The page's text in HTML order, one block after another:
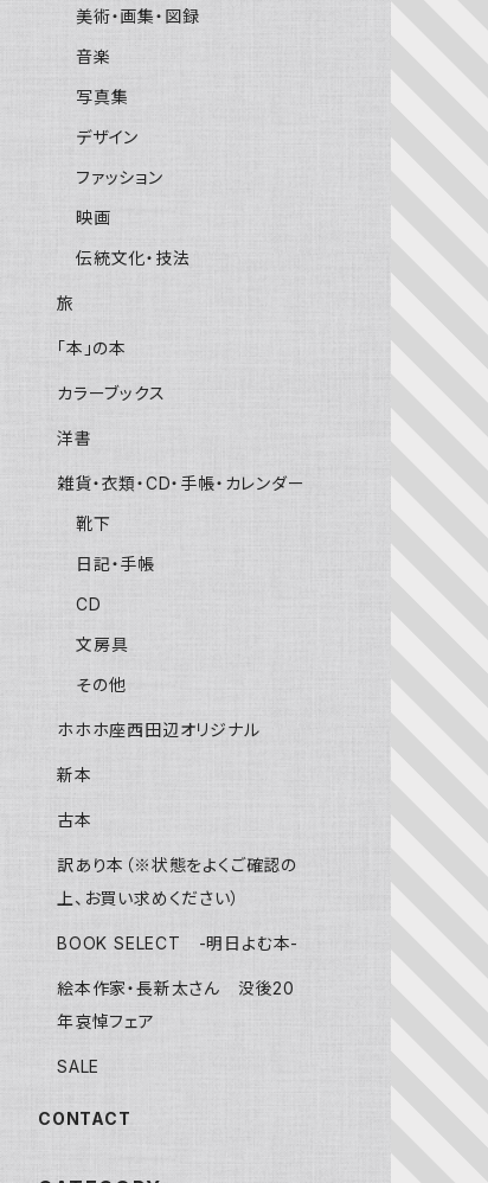
美術・画集・図録
音楽
写真集
デザイン
ファッション
映画
伝統文化・技法
旅
「本」の本
カラーブックス
洋書
雑貨・衣類・CD・手帳・カレンダー
靴下
日記・手帳
CD
文房具
その他
ホホホ座西田辺オリジナル
新本
古本
訳あり本（※状態をよくご確認の
上、お買い求めください）
BOOK SELECT -明日よむ本-
絵本作家・長新太さん 没後20
年哀悼フェア
SALE
CONTACT